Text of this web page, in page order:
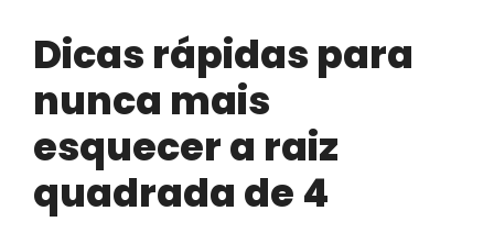
Dicas rápidas para
nunca mais
esquecer a raiz
quadrada de 4